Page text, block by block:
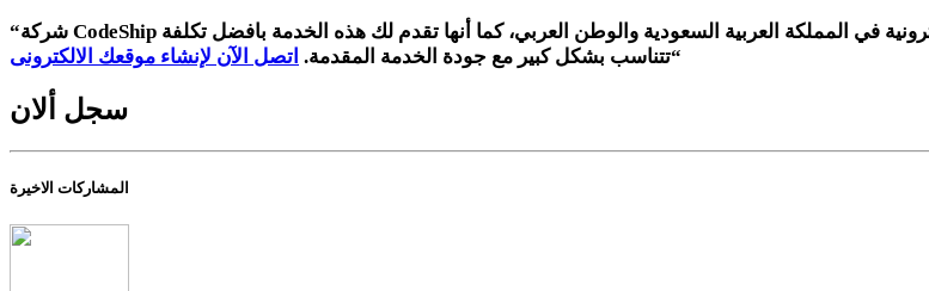
“شركة CodeShip هى واحدة من الشركات الرائدة في مجال برمجة, تصميم و تطوير المواقع الالكترونية في المملكة العربية السعودية والوطن العربي، كما أنها تقدم لك هذه الخدمة بافضل تكلفة
تتناسب بشكل كبير مع جودة الخدمة المقدمة. اتصل الآن لإنشاء موقعك الالكترونى “
سجل ألان
المشاركات الاخيرة